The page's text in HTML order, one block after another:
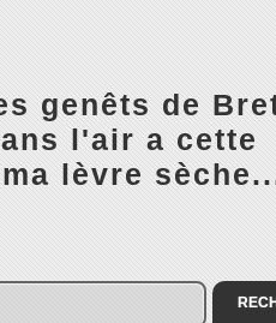
genêts de
l'air a cette
lèvre